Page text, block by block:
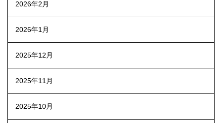
2026年2月
2026年1月
2025年12月
2025年11月
2025年10月